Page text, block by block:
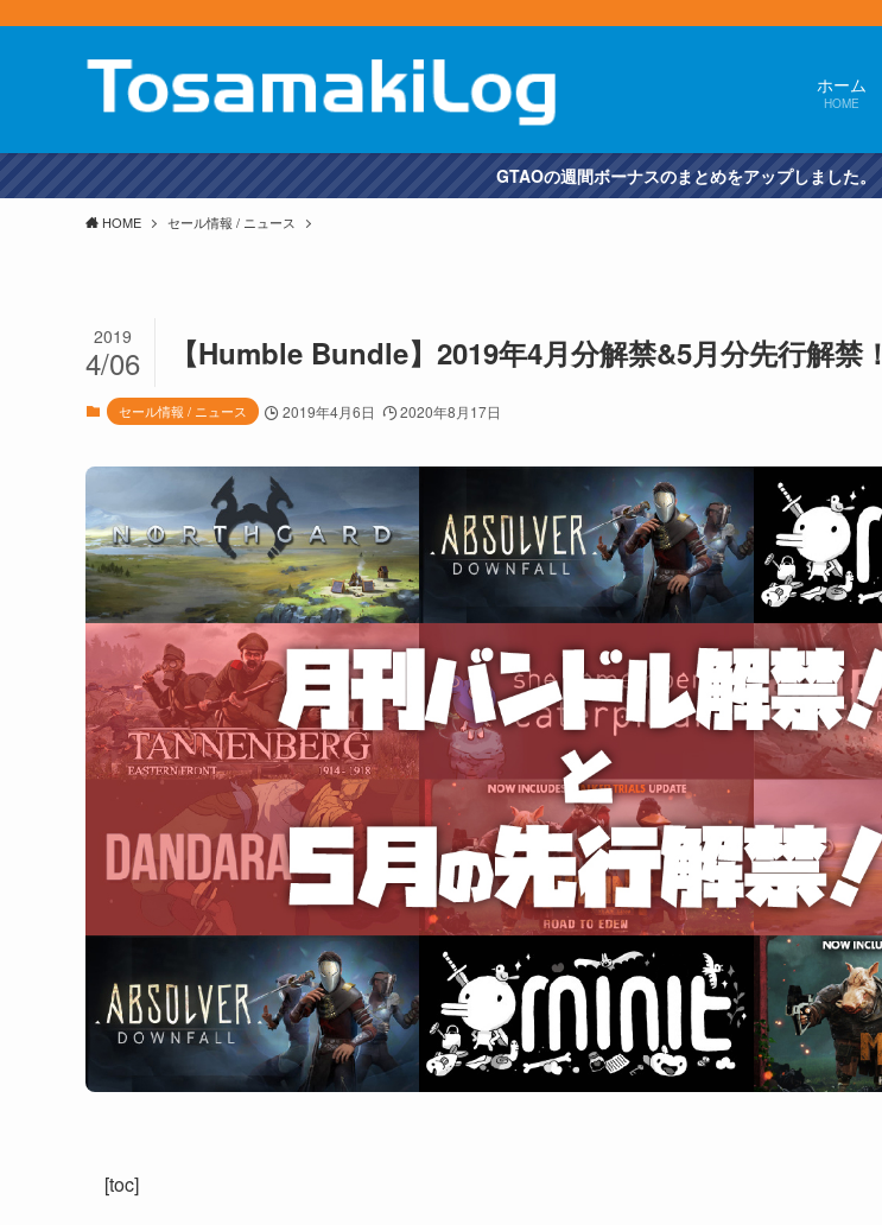
ホーム
HOME
GTAOの週間ボーナスのまとめをアップしました。（次回の更新は10/6予定）
HOME セール情報 / ニュース
【Humble Bundle】2019年4月分解禁&5月分先行解禁！
2019
4/06
セール情報 / ニュース 2019年4月6日 2020年8月17日
[toc]